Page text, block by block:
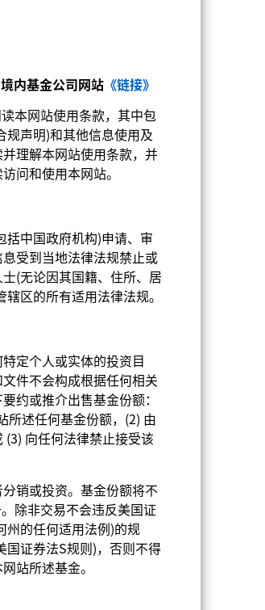
内基金公司网站《链接》
本网站使用条款，其中包
规声明)和其他信息使用及
理解本网站使用条款，并
问和使用本网站。
中国政府机构)申请、审
受到当地法律法规禁止或
(无论因其国籍、住所、居
区的所有适用法律法规。
定个人或实体的投资目
件不会构成根据任何相关
约或推介出售基金份额：
所述任何基金份额，(2) 由
向任何法律禁止接受该
销或投资。基金份额将不
除非交易不会违反美国证
州的任何适用法例)的规
证券法S规则)，否则不得
站所述基金。
2024 2025
16.54 13.87
26.63
15.60 11.18
30.52